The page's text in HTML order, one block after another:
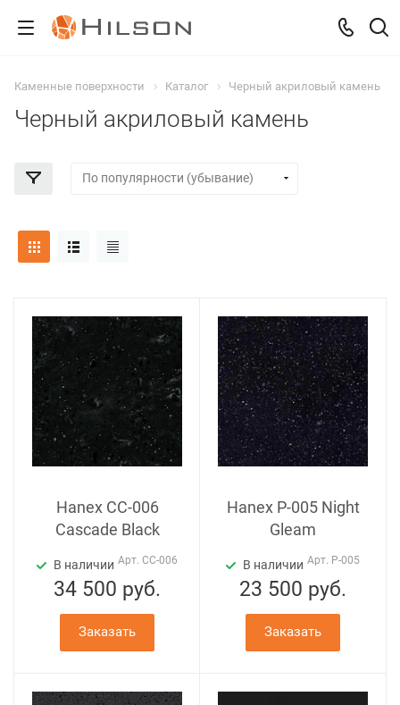
Каменные поверхности Каталог Черный акриловый камень
Черный акриловый камень
Hanex CC-006
Cascade Black
В наличии Арт. CC-006
34 500 руб.
Заказать
Hanex P-005 Night
Gleam
В наличии Арт. P-005
23 500 руб.
Заказать